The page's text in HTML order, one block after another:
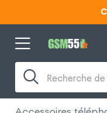
Recherche